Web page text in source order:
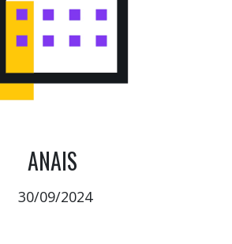
ANAIS
30/09/2024